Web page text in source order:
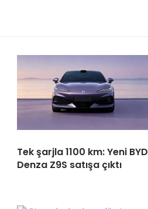
Tek şarjla 1100 km: Yeni BYD
Denza Z9S satışa çıktı